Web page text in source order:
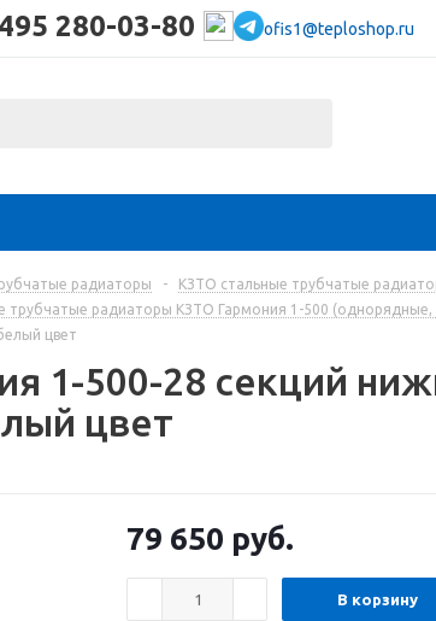
280-03-80 ofis1@teploshop.ru
радиаторы - КЗТО стальные трубчатые
трубчатые радиаторы КЗТО Гармония 1-500
цвет
1-500-28 секций
цвет
79 650 руб.
В корзину